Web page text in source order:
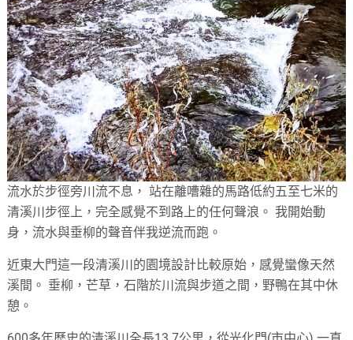
流水於步徑旁川流不息， 站在離嘈雜的馬路低約五至七米的
清溪川步徑上，完全感覺不到路上的任何聲浪。 我開始動
身，流水與垂柳的聲音伴我逆流而跑。
近東大門這一段清溪川的園境設計比較原始，感覺蠻像天然
溪間。 垂柳，芒草，石階於川流與步道之間，野鴨在其中休
憩。